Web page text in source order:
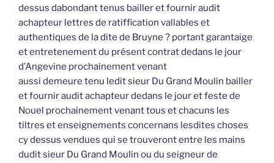
dessus dabondant tenus bailler et fournir audit
achapteur lettres de ratiffication vallables et
authentiques de la dite de Bruyne ? portant garantaige
et entretenement du présent contrat dedans le jour
d’Angevine prochainement venant
aussi demeure tenu ledit sieur Du Grand Moulin bailler
et fournir audit achapteur dedans le jour et feste de
Nouel prochainement venant tous et chacuns les
tiltres et enseignements concernans lesdites choses
cy dessus vendues qui se trouveront entre les mains
dudit sieur Du Grand Moulin ou du seigneur de